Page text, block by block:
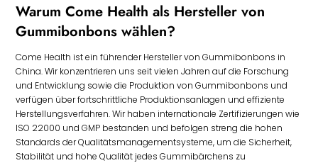
Warum Come Health als Hersteller von
Gummibonbons wählen?
Come Health ist ein führender Hersteller von Gummibonbons in
China. Wir konzentrieren uns seit vielen Jahren auf die Forschung
und Entwicklung sowie die Produktion von Gummibonbons und
verfügen über fortschrittliche Produktionsanlagen und effiziente
Herstellungsverfahren. Wir haben internationale Zertifizierungen wie
ISO 22000 und GMP bestanden und befolgen streng die hohen
Standards der Qualitätsmanagementsysteme, um die Sicherheit,
Stabilität und hohe Qualität jedes Gummibärchens zu